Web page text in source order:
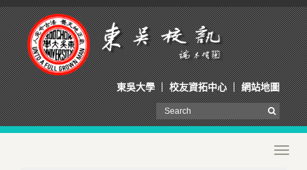
東吳大學 校友資拓中心 網站地圖